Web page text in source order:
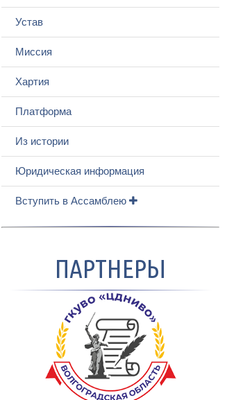
Устав
Миссия
Хартия
Платформа
Из истории
Юридическая информация
Вступить в Ассамблею
ПАРТНЕРЫ